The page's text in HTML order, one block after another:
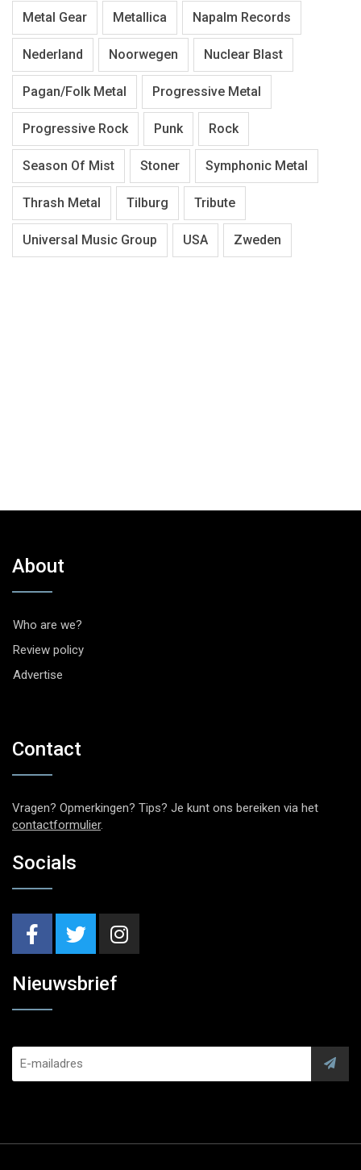
Metal Gear Metallica Napalm Records
Nederland Noorwegen Nuclear Blast
Pagan/Folk Metal Progressive Metal
Progressive Rock Punk Rock
Season Of Mist Stoner Symphonic Metal
Thrash Metal Tilburg Tribute
Universal Music Group USA Zweden
About
Who are we?
Review policy
Advertise
Contact
Vragen? Opmerkingen? Tips? Je kunt ons bereiken via het
contactformulier.
Socials
Nieuwsbrief